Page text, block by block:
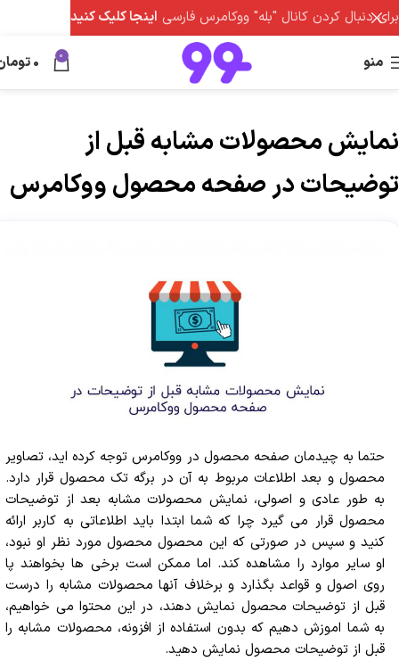
منو 0
0
نمایش محصولات مشابه قبل از
توضیحات در صفحه محصول ووکامرس
حتما به چیدمان صفحه محصول در ووکامرس توجه کرده اید، تصاویر
محصول و بعد اطلاعات مربوط به آن در برگه تک محصول قرار دارد.
به طور عادی و اصولی، نمایش محصولات مشابه بعد از توضیحات
محصول قرار می گیرد چرا که شما ابتدا باید اطلاعاتی به کاربر ارائه
کنید و سپس در صورتی که این محصول محصول مورد نظر او نبود،
او سایر موارد را مشاهده کند. اما ممکن است برخی ها بخواهند پا
روی اصول و قواعد بگذارد و برخلاف آنها محصولات مشابه را درست
قبل از توضیحات محصول نمایش دهند، در این محتوا می خواهیم،
به شما اموزش دهیم که بدون استفاده از افزونه، محصولات مشابه را
قبل از توضیحات محصول نمایش دهید.
برای دنبال کردن کانال "بله" ووکامرس فارسی اینجا کلیک کنید